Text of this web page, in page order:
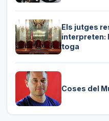
Els jutges
interpreten:
toga
Coses del